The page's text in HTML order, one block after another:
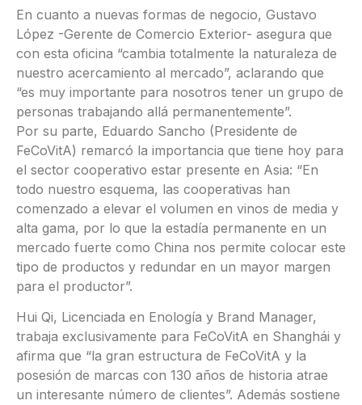
En cuanto a nuevas formas de negocio, Gustavo
López -Gerente de Comercio Exterior- asegura que
con esta oficina “cambia totalmente la naturaleza de
nuestro acercamiento al mercado”, aclarando que
“es muy importante para nosotros tener un grupo de
personas trabajando allá permanentemente”.
Por su parte, Eduardo Sancho (Presidente de
FeCoVitA) remarcó la importancia que tiene hoy para
el sector cooperativo estar presente en Asia: “En
todo nuestro esquema, las cooperativas han
comenzado a elevar el volumen en vinos de media y
alta gama, por lo que la estadía permanente en un
mercado fuerte como China nos permite colocar este
tipo de productos y redundar en un mayor margen
para el productor”.
Hui Qi, Licenciada en Enología y Brand Manager,
trabaja exclusivamente para FeCoVitA en Shanghái y
afirma que “la gran estructura de FeCoVitA y la
posesión de marcas con 130 años de historia atrae
un interesante número de clientes”. Además sostiene